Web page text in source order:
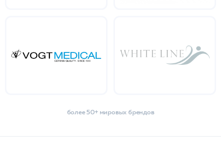
более 50+ мировых брендов